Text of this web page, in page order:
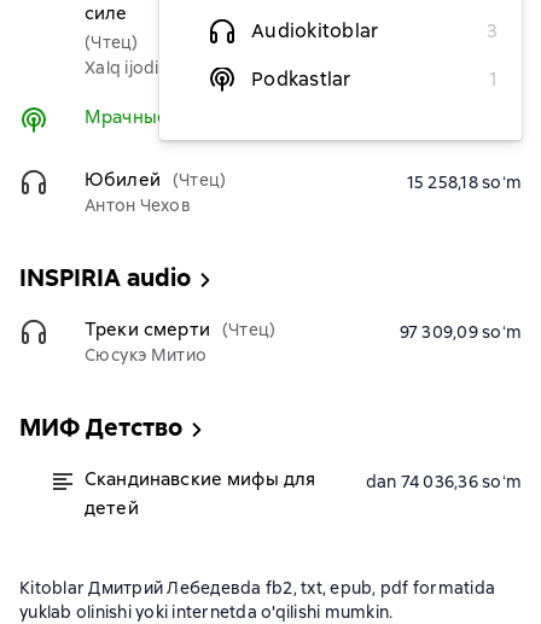
Audiokitoblar
3
Podkastlar
1
силе
(Чтец)
Xalq ijodiyoti (Folklor)
Мрачные сказки
Юбилей
(Чтец)
Антон Чехов
15 258,18 soʻm
INSPIRIA audio
Треки смерти
(Чтец)
Сюсукэ Митио
97 309,09 soʻm
МИФ Детство
Скандинавские мифы для
детей
dan 74 036,36 soʻm
Kitoblar Дмитрий Лебедевda fb2, txt, epub, pdf formatida
yuklab olinishi yoki internetda o'qilishi mumkin.